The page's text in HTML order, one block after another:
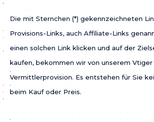
Die mit Sternchen (*) gekennzeichneten
Provisions-Links, auch Affiliate-Links
einen solchen Link klicken und auf der
kaufen, bekommen wir von unserem
Vermittlerprovision. Es entstehen für Sie
beim Kauf oder Preis.